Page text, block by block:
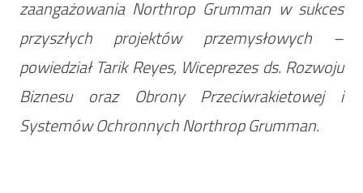
zaangażowania Northrop Grumman w sukces
przyszłych projektów przemysłowych –
powiedział Tarik Reyes, Wiceprezes ds. Rozwoju
Biznesu oraz Obrony Przeciwrakietowej i
Systemów Ochronnych Northrop Grumman.